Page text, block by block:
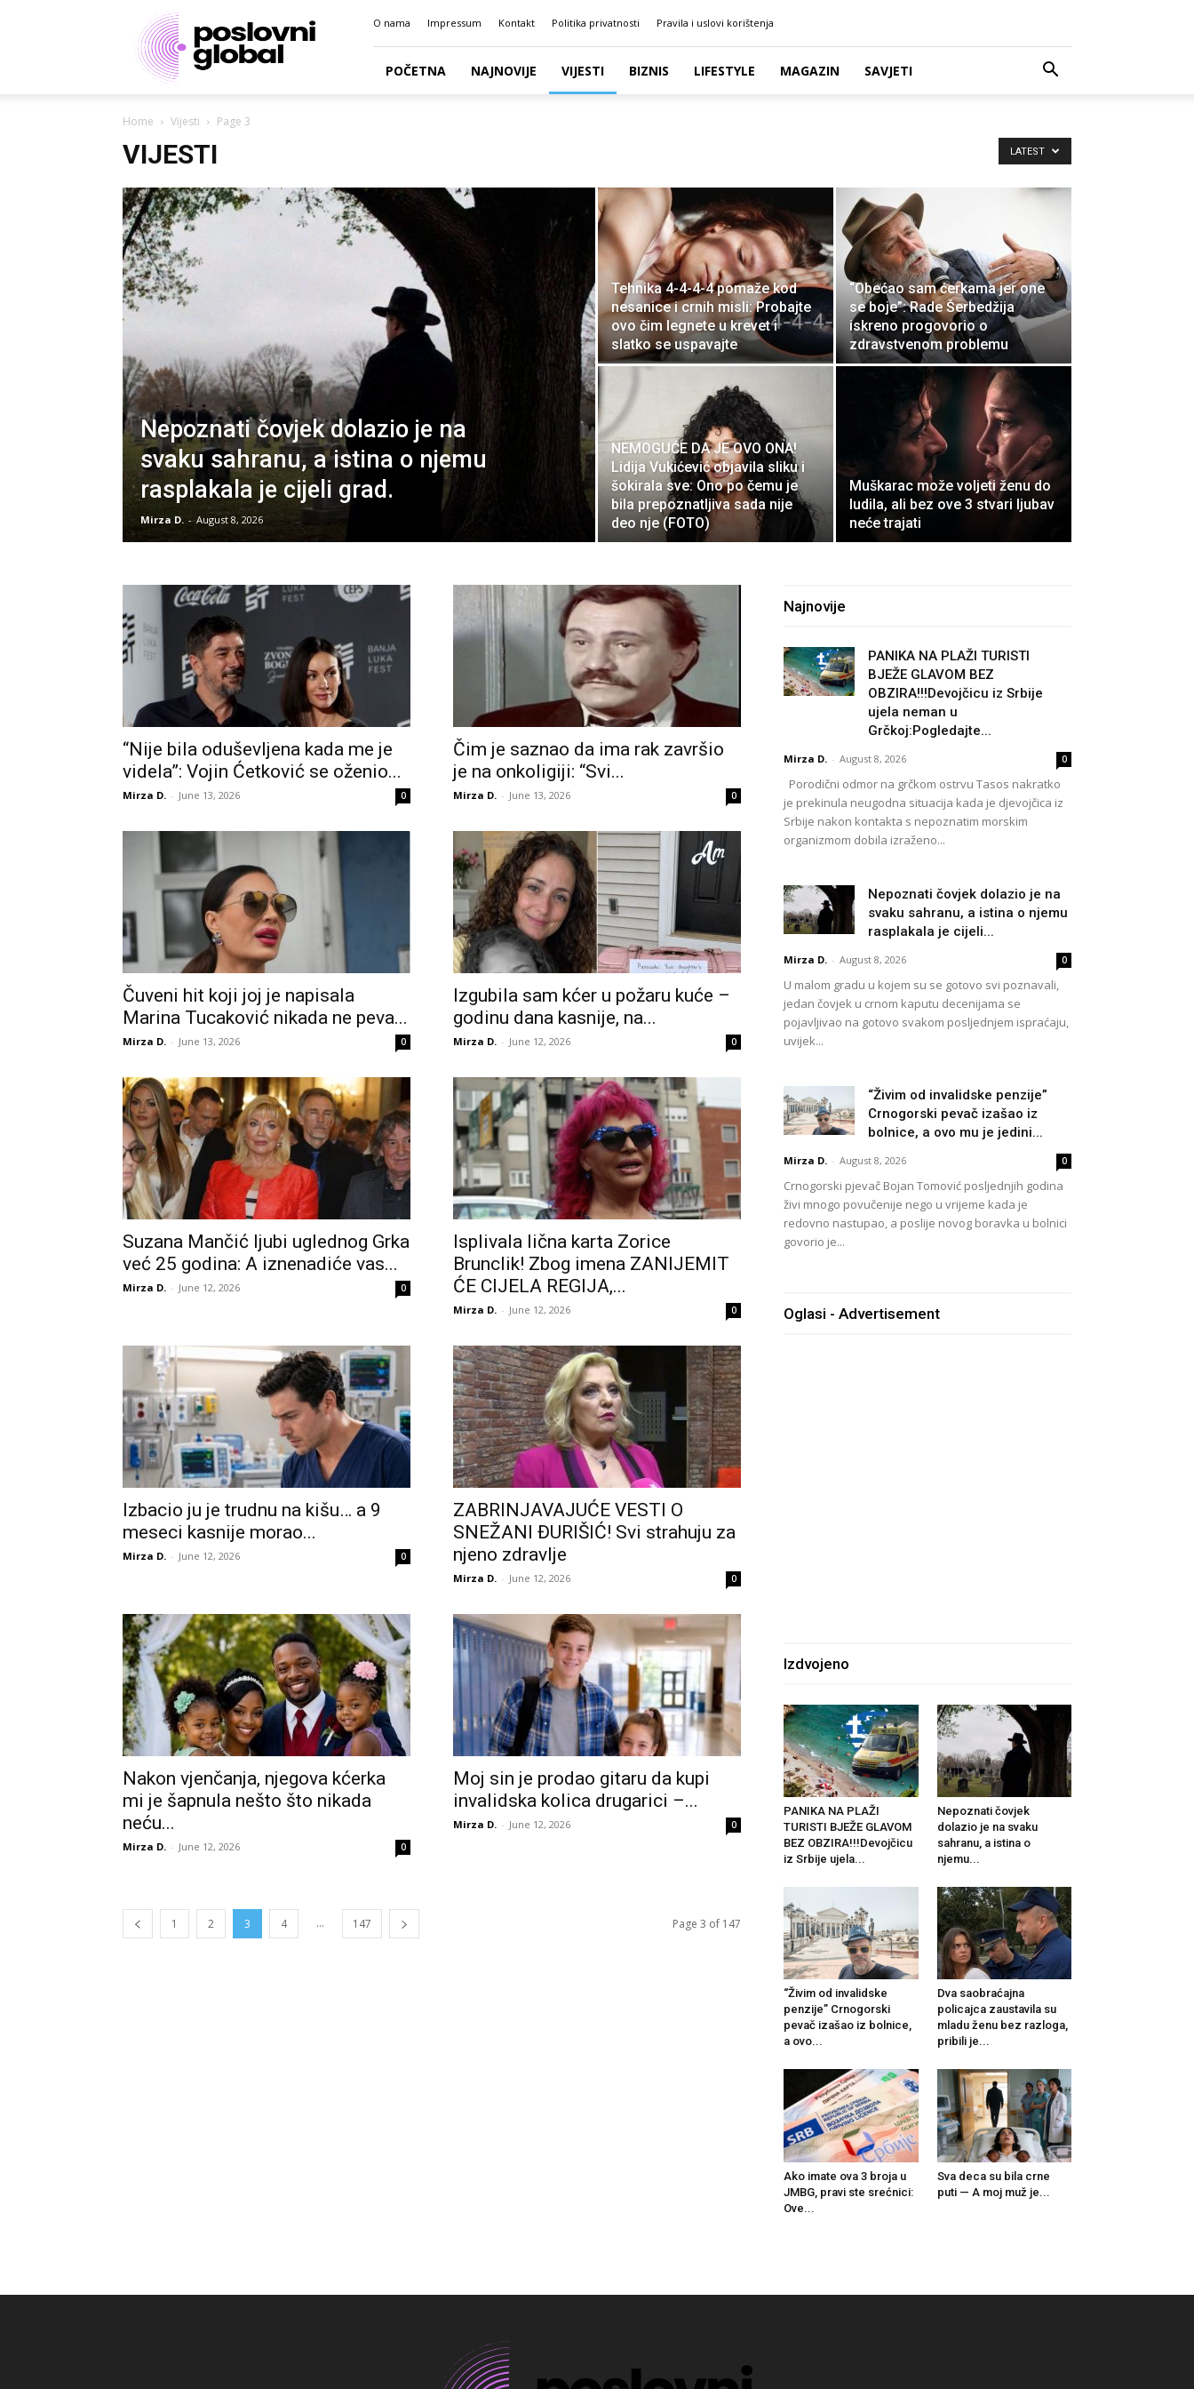
Poslovni
portal
O nama Impressum Kontakt Politika privatnosti Pravila i uslovi korištenja
POČETNA NAJNOVIJE VIJESTI BIZNIS LIFESTYLE MAGAZIN SAVJETI
Home Vijesti Page 3
VIJESTI LATEST
Nepoznati čovjek dolazio je na
svaku sahranu, a istina o njemu
rasplakala je cijeli grad.
Mirza D. - August 8, 2026
Tehnika 4-4-4-4 pomaže kod
nesanice i crnih misli: Probajte
ovo čim legnete u krevet i
slatko se uspavajte
“Obećao sam ćerkama jer one
se boje”: Rade Šerbedžija
iskreno progovorio o
zdravstvenom problemu
NEMOGUĆE DA JE OVO ONA!
Lidija Vukićević objavila sliku i
šokirala sve: Ono po čemu je
bila prepoznatljiva sada nije
deo nje (FOTO)
Muškarac može voljeti ženu do
ludila, ali bez ove 3 stvari ljubav
neće trajati
“Nije bila oduševljena kada me je
videla”: Vojin Ćetković se oženio...
Mirza D. - June 13, 2026 0
Čim je saznao da ima rak završio
je na onkoligiji: “Svi...
Mirza D. - June 13, 2026 0
Čuveni hit koji joj je napisala
Marina Tucaković nikada ne peva...
Mirza D. - June 13, 2026 0
Izgubila sam kćer u požaru kuće –
godinu dana kasnije, na...
Mirza D. - June 12, 2026 0
Suzana Mančić ljubi uglednog Grka
već 25 godina: A iznenadiće vas...
Mirza D. - June 12, 2026 0
Isplivala lična karta Zorice
Brunclik! Zbog imena ZANlJEMlT
ĆE ClJELA REGlJA,...
Mirza D. - June 12, 2026 0
Izbacio ju je trudnu na kišu… a 9
meseci kasnije morao...
Mirza D. - June 12, 2026 0
ZABRINJAVAJUĆE VESTI O
SNEŽANI ĐURIŠIĆ! Svi strahuju za
njeno zdravlje
Mirza D. - June 12, 2026 0
Nakon vjenčanja, njegova kćerka
mi je šapnula nešto što nikada
neću...
Mirza D. - June 12, 2026 0
Moj sin je prodao gitaru da kupi
invalidska kolica drugarici –...
Mirza D. - June 12, 2026 0
1 2 3 4 ... 147 Page 3 of 147
Najnovije
PANIKA NA PLAŽI TURISTI
BJEŽE GLAVOM BEZ
OBZIRA!!!Devojčicu iz Srbije
ujela neman u
Grčkoj:Pogledajte...
Mirza D. - August 8, 2026 0
Porodični odmor na grčkom ostrvu Tasos nakratko
je prekinula neugodna situacija kada je djevojčica iz
Srbije nakon kontakta s nepoznatim morskim
organizmom dobila izraženo...
Nepoznati čovjek dolazio je na
svaku sahranu, a istina o njemu
rasplakala je cijeli...
Mirza D. - August 8, 2026 0
U malom gradu u kojem su se gotovo svi poznavali,
jedan čovjek u crnom kaputu decenijama se
pojavljivao na gotovo svakom posljednjem ispraćaju,
uvijek...
“Živim od invalidske penzije”
Crnogorski pevač izašao iz
bolnice, a ovo mu je jedini...
Mirza D. - August 8, 2026 0
Crnogorski pjevač Bojan Tomović posljednjih godina
živi mnogo povučenije nego u vrijeme kada je
redovno nastupao, a poslije novog boravka u bolnici
govorio je...
Oglasi - Advertisement
Izdvojeno
PANIKA NA PLAŽI
TURISTI BJEŽE GLAVOM
BEZ OBZIRA!!!Devojčicu
iz Srbije ujela...
Nepoznati čovjek
dolazio je na svaku
sahranu, a istina o
njemu...
“Živim od invalidske
penzije” Crnogorski
pevač izašao iz bolnice,
a ovo...
Dva saobraćajna
policajca zaustavila su
mladu ženu bez razloga,
pribili je...
Ako imate ova 3 broja u
JMBG, pravi ste srećnici:
Ove...
Sva deca su bila crne
puti — A moj muž je...